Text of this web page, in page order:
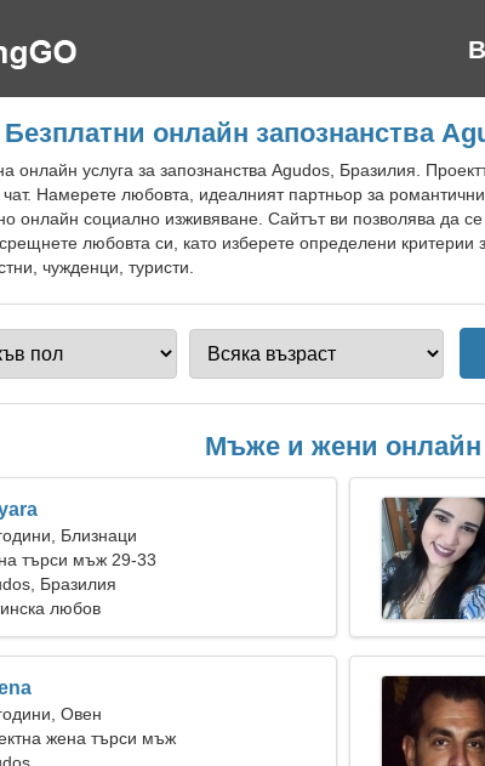
Безплатни онлайн запознанства
онлайн услуга за запознанства Agudos, Бразилия.
чат. Намерете любовта, идеалният партньор за
онлайн социално изживяване. Сайтът ви позволява да
любовта си, като изберете определени
чужденци, туристи.
Мъже и жени онлайн
Близнаци
търси мъж 29-33
Бразилия
любов
Овен
жена търси мъж